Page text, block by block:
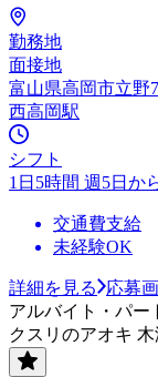
勤務地
面接地
富山県高岡市立野
西高岡駅
シフト
1日5時間 週5日か
交通費支給
未経験OK
詳細を見る
応募
アルバイト・パー
クスリのアオキ